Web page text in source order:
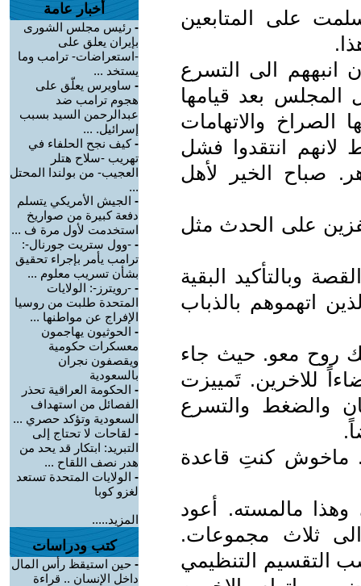
على المتابعين
الى التسرع
المجلس بعد قيامها
الصراخ والاتهامات
لانهم انتقدوا فشل
صباح الخير لأهل
على الحدث مثل
وبالتأكيد البقية
اتهموهم بالذباب
روح معو. حيث جاء
للاخرين. تَمييزت
والضغط والتسرع
ماخوش كنتِ قاعدة
مالمسته. أعود
ثلاث مجموعات.
التقسيم التنظيمي
أخبار عامة
- رئيس مجلس الشورى
بإيران يعلق على
-استعراضات- ترامب وما
يستخد ...
- ساويرس يعلّق على
هجوم ترامب ضد
عبدالرحمن السيد بسبب
إسرائيل. ...
-كيف نجح الحلفاء في
تهريب -سلاح هتلر
العجيب- من بولندا المحتل
...
- الجيش الأمريكي يتسلم
دفعة كبيرة من صواريخ
استخدمت لأول مرة ف ...
- -وول ستريت جورنال-:
ترامب يأمر بإجراء تحقيق
بشأن تسريب معلوم ...
- -رويترز-: الولايات
المتحدة طلبت من روسيا
الإفراج عن مواطنها ...
- الحوثيون يهاجمون
معسكرات حكومية
ويقصفون نجران
بالسعودية
- الحكومة العراقية تحذر
الفصائل من استهداف
السعودية وتؤكد حصري ...
- لقاحات لا تحتاج إلى
التبريد: ابتكار قد يحد من
هدر نصف اللقاح ...
- الولايات المتحدة تستعد
لغزو كوبا
المزيد.....
كتب ودراسات
- حين استيقظ رأس المال
داخل الإنسان .. قراءة